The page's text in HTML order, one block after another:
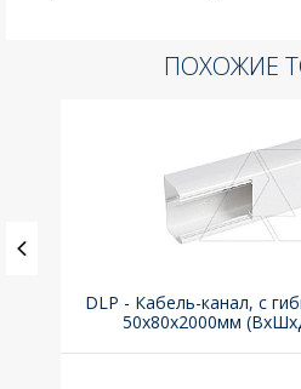
ПОХОЖИЕ
DLP - Кабель-канал, с
50x80х2000мм